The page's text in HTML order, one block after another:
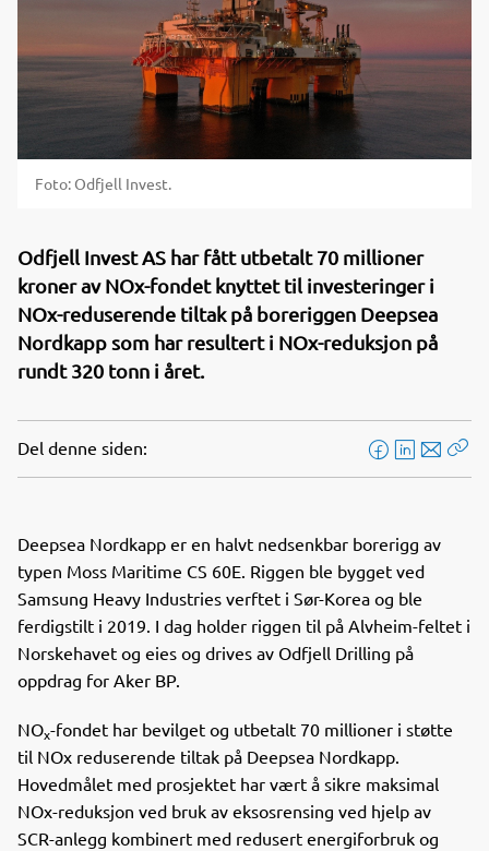
Foto: Odfjell Invest.
Odfjell Invest AS har fått utbetalt 70 millioner
kroner av NOx-fondet knyttet til investeringer i
NOx-reduserende tiltak på boreriggen Deepsea
Nordkapp som har resultert i NOx-reduksjon på
rundt 320 tonn i året.
Del denne siden:
F
e
b
o
o
k
L
k
e
d
I
E
o
s
t
Deepsea Nordkapp er en halvt nedsenkbar borerigg av
typen Moss Maritime CS 60E. Riggen ble bygget ved
Samsung Heavy Industries verftet i Sør-Korea og ble
ferdigstilt i 2019. I dag holder riggen til på Alvheim-feltet i
Norskehavet og eies og drives av Odfjell Drilling på
oppdrag for Aker BP.
NOx-fondet har bevilget og utbetalt 70 millioner i støtte
til NOx reduserende tiltak på Deepsea Nordkapp.
Hovedmålet med prosjektet har vært å sikre maksimal
NOx-reduksjon ved bruk av eksosrensing ved hjelp av
SCR-anlegg kombinert med redusert energiforbruk og